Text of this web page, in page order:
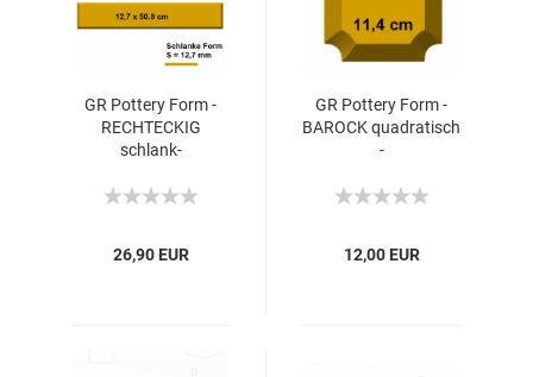
GR Pottery Form -
RECHTECKIG
schlank-
26,90 EUR
GR Pottery Form -
BAROCK quadratisch
-
12,00 EUR